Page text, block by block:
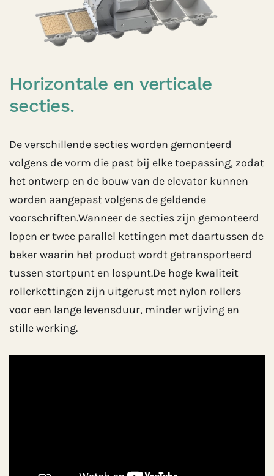
Horizontale en verticale
secties.
De verschillende secties worden gemonteerd
volgens de vorm die past bij elke toepassing, zodat
het ontwerp en de bouw van de elevator kunnen
worden aangepast volgens de geldende
voorschriften.Wanneer de secties zijn gemonteerd
lopen er twee parallel kettingen met daartussen de
beker waarin het product wordt getransporteerd
tussen stortpunt en lospunt.De hoge kwaliteit
rollerkettingen zijn uitgerust met nylon rollers
voor een lange levensduur, minder wrijving en
stille werking.